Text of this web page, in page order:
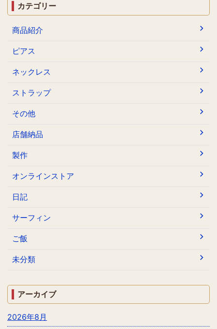
カテゴリー
商品紹介
ピアス
ネックレス
ストラップ
その他
店舗納品
製作
オンラインストア
日記
サーフィン
ご飯
未分類
アーカイブ
2026年8月